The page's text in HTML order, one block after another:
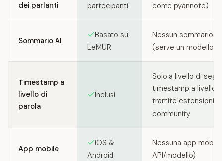
dei parlanti
partecipanti
come pyannote)
Sommario AI
Basato su
LeMUR
Nessun sommario
(serve un modello
Timestamp a
livello di
parola
Inclusi
Solo a livello di
timestamp a livello
tramite estensioni
community
App mobile
iOS &
Android
Nessuna app
API/modello)